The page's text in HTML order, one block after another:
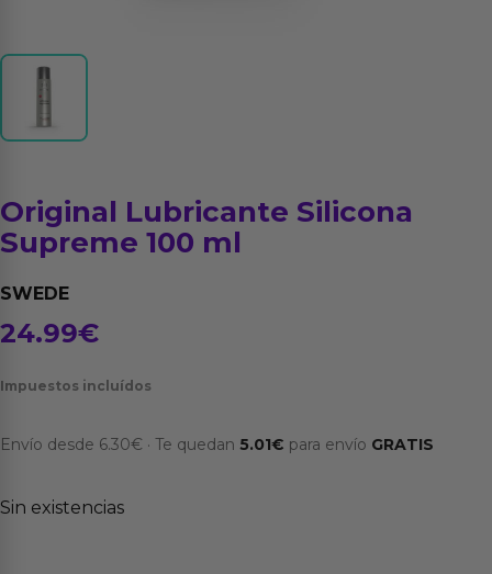
Original Lubricante Silicona
Supreme 100 ml
SWEDE
24.99€
Impuestos incluídos
Envío desde 6.30€ · Te quedan 5.01€ para envío GRATIS
Sin existencias